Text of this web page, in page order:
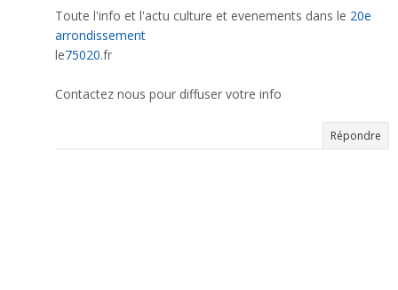
Toute l'info et l'actu culture et evenements dans le 20e
arrondissement
le75020.fr
Contactez nous pour diffuser votre info
Répondre